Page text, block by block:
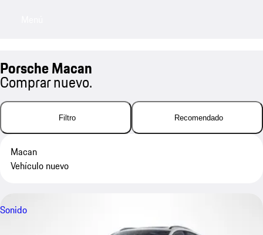
Porsche Macan
Comprar nuevo.
Filtro Recomendado
Macan
Vehículo nuevo
Sonido